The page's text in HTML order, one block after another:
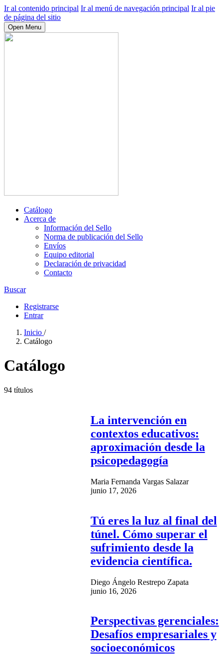
Ir al contenido principal Ir al menú de navegación principal Ir al pie
de página del sitio
Open Menu
Catálogo
Acerca de
Información del Sello
Norma de publicación del Sello
Envíos
Equipo editorial
Declaración de privacidad
Contacto
Buscar
Registrarse
Entrar
Inicio /
Catálogo
Catálogo
94 títulos
La intervención en
contextos educativos:
aproximación desde la
psicopedagogía
Maria Fernanda Vargas Salazar
junio 17, 2026
Tú eres la luz al final del
túnel. Cómo superar el
sufrimiento desde la
evidencia científica.
Diego Ángelo Restrepo Zapata
junio 16, 2026
Perspectivas gerenciales:
Desafíos empresariales y
socioeconómicos